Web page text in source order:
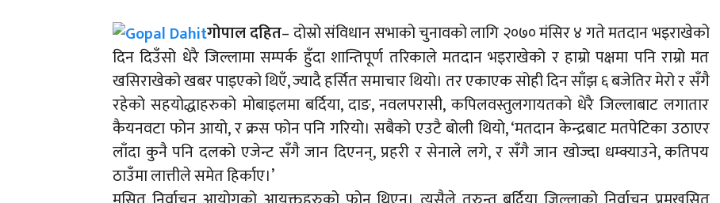
गोपाल दहित– दोस्रो संविधान सभाको चुनावको लागि २०७० मंसिर ४ गते मतदान भइराखेको
दिन दिउँसो धेरै जिल्लामा सम्पर्क हुँदा शान्तिपूर्ण तरिकाले मतदान भइराखेको र हाम्रो पक्षमा पनि राम्रो मत
खसिराखेको खबर पाइएको थिएँ, ज्यादै हर्सित समाचार थियो। तर एकाएक सोही दिन साँझ ६ बजेतिर मेरो र सँगै
रहेको सहयोद्धाहरुको मोबाइलमा बर्दिया, दाङ, नवलपरासी, कपिलवस्तुलगायतको धेरै जिल्लाबाट लगातार
कैयनवटा फोन आयो, र क्रस फोन पनि गरियो। सबैको एउटै बोली थियो, ‘मतदान केन्द्रबाट मतपेटिका उठाएर
लाँदा कुनै पनि दलको एजेन्ट सँगै जान दिएनन्, प्रहरी र सेनाले लगे, र सँगै जान खोज्दा धम्क्याउने, कतिपय
ठाउँमा लात्तीले समेत हिर्काए।’